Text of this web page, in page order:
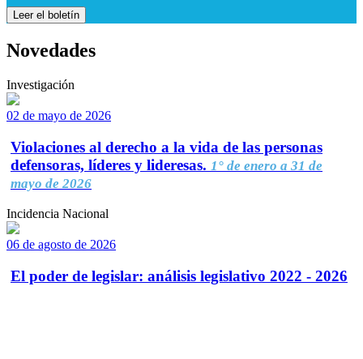
Leer el boletín
Novedades
Investigación
02 de mayo de 2026
Violaciones al derecho a la vida de las personas
defensoras, líderes y lideresas. 1° de enero a 31 de
mayo de 2026
Incidencia Nacional
06 de agosto de 2026
El poder de legislar: análisis legislativo 2022 - 2026